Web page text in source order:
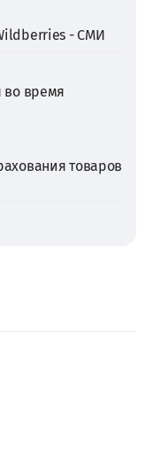
- СМИ
во время
товаров